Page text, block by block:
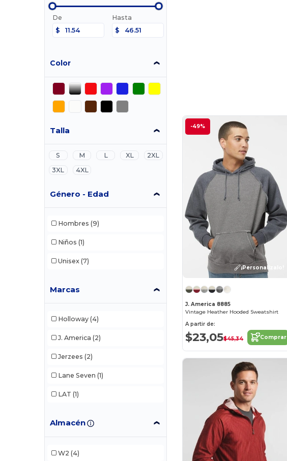
De
$
Hasta
$
Color
Talla
S M L XL
2XL
3XL
4XL
Género - Edad
Hombres (9)
Niños (1)
Unisex (7)
Marcas
Holloway (4)
J. America (2)
Jerzees (2)
Lane Seven (1)
LAT (1)
Almacén
W2 (4)
-49%
¡Personalízalo!
J. America 8885
Vintage Heather Hooded Sweatshirt
A partir de:
$23,05$45,34 Comprar